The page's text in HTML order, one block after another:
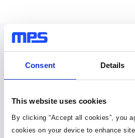
Consent Details
This website uses cookies
By clicking “Accept all cookies”, you
cookies on your device to enhance
设计资源
30种以上格式
元件库